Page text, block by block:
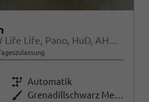
1.5 TSI eHybrid 150 kW Life Life, Pano, HuD, AHK, AreaView, Side, Navi, Winter, 5-J. Garantie
Getriebe Automatik
Außenfarbe
Grenadillschwarz Metallic